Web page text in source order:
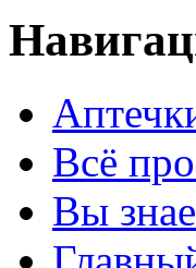
Всё
Вы